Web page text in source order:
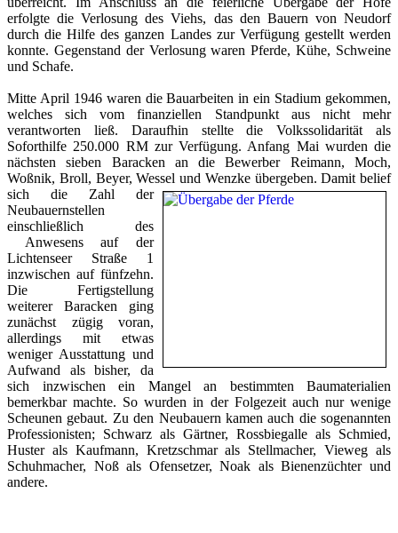
erfolgte die Verlosung des Viehs, das den Bauern von Neudorf
durch die Hilfe des ganzen Landes zur Verfügung gestellt werden
konnte. Gegenstand der Verlosung waren Pferde, Kühe, Schweine
und Schafe.
Mitte April 1946 waren die Bauarbeiten in ein Stadium gekommen,
welches sich vom finanziellen Standpunkt aus nicht mehr
verantworten ließ. Daraufhin stellte die Volkssolidarität als
Soforthilfe 250.000 RM zur Verfügung. Anfang Mai wurden die
nächsten sieben Baracken an die Bewerber Reimann,Moch,
Woßnik, Broll, Beyer, Wessel und Wenzke übergeben. Damit belief
sich die Zahl der
Neubauernstellen
einschließlich
des
Anwesens auf der
Lichtenseer Straße 1
inzwischen auf fünfzehn.
Die Fertigstellung
weiterer Baracken ging
zunächst zügig voran,
allerdings mit etwas
weniger Ausstattung und
Aufwand als bisher, da
sich inzwischen ein Mangel an bestimmten Baumaterialien
bemerkbar machte. So wurden in der Folgezeit auch nur wenige
Scheunen gebaut. Zu den Neubauern kamen auch die sogenannten
Professionisten; Schwarz als Gärtner, Rossbiegalle als Schmied,
Huster als Kaufmann, Kretzschmar als Stellmacher, Vieweg als
Schuhmacher, Noß als Ofensetzer, Noak als Bienenzüchter und
andere.